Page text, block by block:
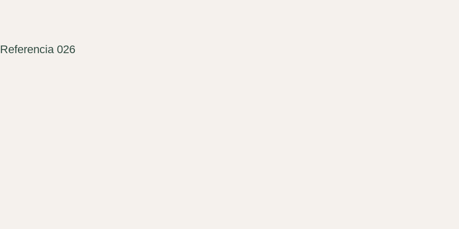
Referencia 026